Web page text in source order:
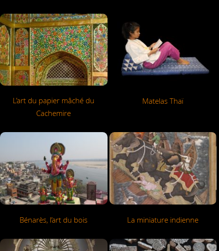
L’art du papier mâché du
Cachemire
Matelas Thaï
Bénarès, l’art du bois La miniature indienne